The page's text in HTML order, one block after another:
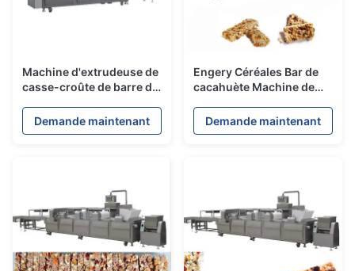
Machine d'extrudeuse de
casse-croûte de barre de
faisant la machine
Demande maintenant
Engery Céréales Bar de
cacahuète Machine de
d'oiseaux /
Demande maintenant